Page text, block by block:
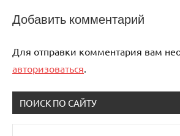
Добавить комментарий
Для отправки комментария вам
авторизоваться.
ПОИСК ПО САЙТУ